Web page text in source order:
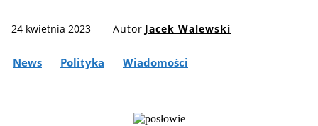
24 kwietnia 2023 Autor Jacek Walewski
News Polityka Wiadomości